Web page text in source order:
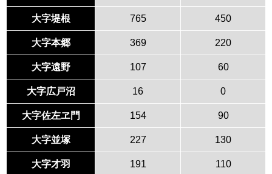
大字堤根 765 450
大字本郷 369 220
大字遠野 107 60
大字広戸沼 16 0
大字佐左ヱ門 154 90
大字並塚 227 130
大字才羽 191 110